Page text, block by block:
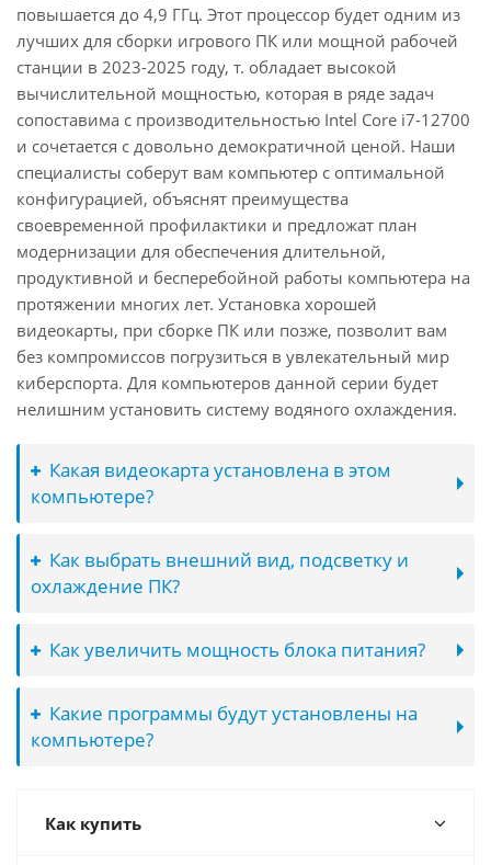
повышается до 4,9 ГГц. Этот процессор будет одним из
лучших для сборки игрового ПК или мощной рабочей
станции в 2023-2025 году, т. обладает высокой
вычислительной мощностью, которая в ряде задач
сопоставима с производительностью Intel Core i7-12700
и сочетается с довольно демократичной ценой. Наши
специалисты соберут вам компьютер с оптимальной
конфигурацией, объяснят преимущества
своевременной профилактики и предложат план
модернизации для обеспечения длительной,
продуктивной и бесперебойной работы компьютера на
протяжении многих лет. Установка хорошей
видеокарты, при сборке ПК или позже, позволит вам
без компромиссов погрузиться в увлекательный мир
киберспорта. Для компьютеров данной серии будет
нелишним установить систему водяного охлаждения.
Какая видеокарта установлена в этом
компьютере?
Как выбрать внешний вид, подсветку и
охлаждение ПК?
Как увеличить мощность блока питания?
Какие программы будут установлены на
компьютере?
Как купить